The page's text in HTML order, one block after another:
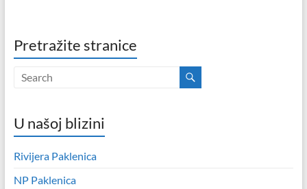
Pretražite stranice
U našoj blizini
Rivijera Paklenica
NP Paklenica